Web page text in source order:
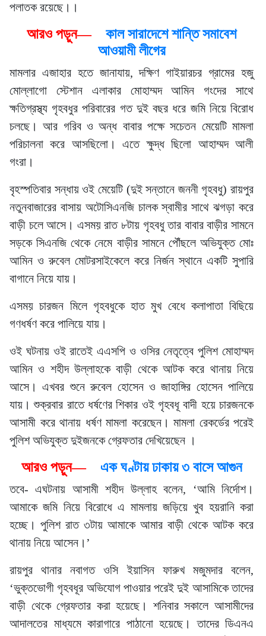
পলাতক রয়েছে।।
আরও পড়ুন— কাল সারাদেশে শান্তি সমাবেশ
আওয়ামী লীগের
মামলার এজাহার হতে জানাযায়, দক্ষিণ গাইয়ারচর গ্রামের হজু
মোল্লাগো স্টেশান এলাকার মোহাম্মদ আমিন গংদের সাথে
ক্ষতিগ্রস্থ্য গৃহবধুর পরিবারের গত দুই বছর ধরে জমি নিয়ে বিরোধ
চলছে। আর গরিব ও অন্ধ বাবার পক্ষে সচেতন মেয়েটি মামলা
পরিচালনা করে আসছিলো। এতে ক্ষুদ্ধ ছিলো আহাম্মদ আলী
গংরা।
বৃহস্পতিবার সন্ধায় ওই মেয়েটি (দুই সন্তানে জননী গৃহবধু) রায়পুর
নতুনবাজারের বাসায় অটোসিএনজি চালক স্বামীর সাথে ঝগড়া করে
বাড়ী চলে আসে। এসময় রাত ৮টায় গৃহবধু তার বাবার বাড়ীর সামনে
সড়কে সিএনজি থেকে নেমে বাড়ীর সামনে পৌঁছলে অভিযুক্ত মোঃ
আমিন ও রুবেল মোটরসাইকেলে করে নির্জন স্থানে একটি সুপারি
বাগানে নিয়ে যায়।
এসময় চারজন মিলে গৃহবধুকে হাত মুখ বেধে কলাপাতা বিছিয়ে
গণধর্ষণ করে পালিয়ে যায়।
ওই ঘটনায় ওই রাতেই এএসপি ও ওসির নেতৃত্বে পুলিশ মোহাম্মদ
আমিন ও শহীদ উল্লাহকে বাড়ী থেকে আটক করে থানায় নিয়ে
আসে। এখবর শুনে রুবেল হোসেন ও জাহাঙ্গির হোসেন পালিয়ে
যায়। শুক্রবার রাতে ধর্ষণের শিকার ওই গৃহবধূ বাদী হয়ে চারজনকে
আসামী করে থানায় ধর্ষণ মামলা করেছেন। মামলা রেকর্ডের পরেই
পুলিশ অভিযুক্ত দুইজনকে গ্রেফতার দেখিয়েছেন ।
আরও পড়ুন— এক ঘণ্টায় ঢাকায় ৩ বাসে আগুন
তবে- এঘটনায় আসামী শহীদ উল্লাহ বলেন, ‘আমি নির্দোশ।
আমাকে জমি নিয়ে বিরোধে এ মামলায় জড়িয়ে খুব হয়রানি করা
হচ্ছে। পুলিশ রাত ৩টায় আমাকে আমার বাড়ী থেকে আটক করে
থানায় নিয়ে আসেন।’
রায়পুর থানার নবাগত ওসি ইয়াসিন ফারুখ মজুমদার বলেন,
‘ভুক্তভোগী গৃহবধূর অভিযোগ পাওয়ার পরেই দুই আসামিকে তাদের
বাড়ী থেকে গ্রেফতার করা হয়েছে। শনিবার সকালে আসামীদের
আদালতের মাধ্যমে কারাগারে পাঠানো হয়েছে। তাদের ডিএনএ